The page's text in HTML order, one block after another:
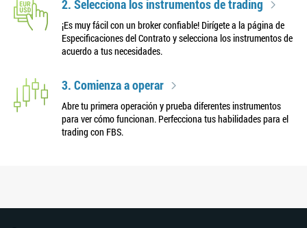
2. Selecciona los instrumentos de trading
¡Es muy fácil con un broker confiable! Dirígete a la página de
Especificaciones del Contrato y selecciona los instrumentos de
acuerdo a tus necesidades.
3. Comienza a operar
Abre tu primera operación y prueba diferentes instrumentos
para ver cómo funcionan. Perfecciona tus habilidades para el
trading con FBS.